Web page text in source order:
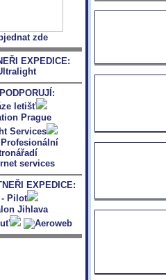
zde
EXPEDICE:
EXPEDICE: